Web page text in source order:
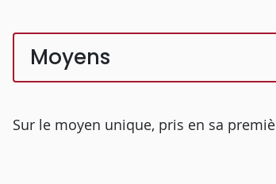
Moyens
Sur le moyen unique, pris en sa